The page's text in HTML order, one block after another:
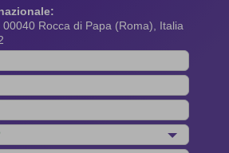
Rocca di Papa (Roma), Italia